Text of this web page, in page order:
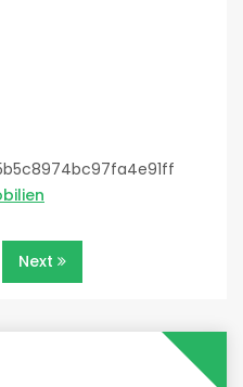
Next